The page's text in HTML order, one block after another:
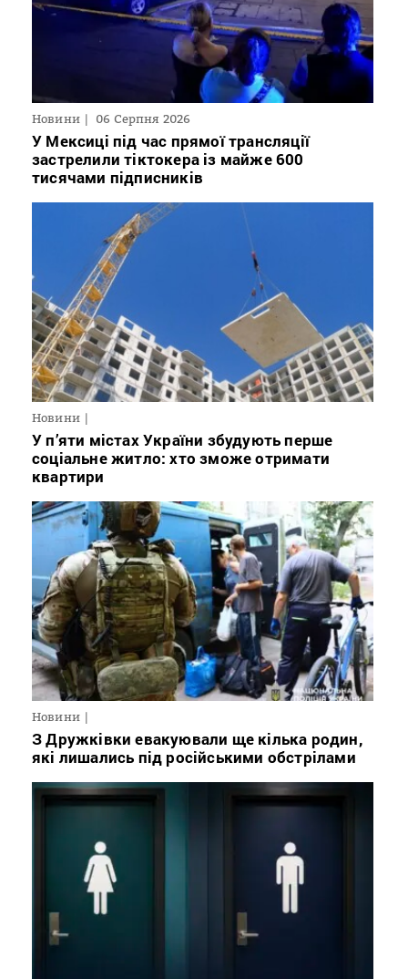
Новини 06 Серпня 2026
У Мексиці під час прямої трансляції
застрелили тіктокера із майже 600
тисячами підписників
Новини
У п’яти містах України збудують перше
соціальне житло: хто зможе отримати
квартири
Новини
З Дружківки евакуювали ще кілька родин,
які лишались під російськими обстрілами